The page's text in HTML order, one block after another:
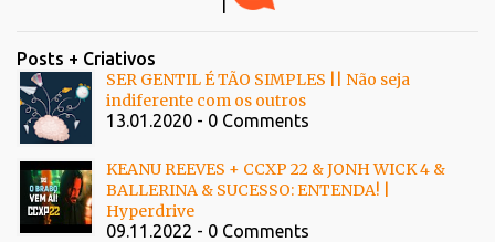
Posts + Criativos
SER GENTIL É TÃO SIMPLES || Não seja
indiferente com os outros
13.01.2020 - 0 Comments
KEANU REEVES + CCXP 22 & JONH WICK 4 &
BALLERINA & SUCESSO: ENTENDA! |
Hyperdrive
09.11.2022 - 0 Comments